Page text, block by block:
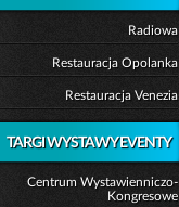
Radiowa
Restauracja Opolanka
Restauracja Venezia
TARGI WYSTAWY EVENTY
Centrum Wystawienniczo-
Kongresowe